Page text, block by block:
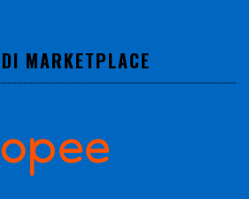
MARKETPLACE